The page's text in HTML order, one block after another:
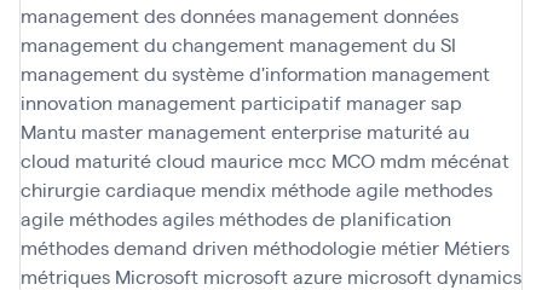
management des données management données
management du changement management du SI
management du système d'information management
innovation management participatif manager sap
Mantu master management enterprise maturité au
cloud maturité cloud maurice mcc MCO mdm mécénat
chirurgie cardiaque mendix méthode agile methodes
agile méthodes agiles méthodes de planification
méthodes demand driven méthodologie métier Métiers
métriques Microsoft microsoft azure microsoft dynamics